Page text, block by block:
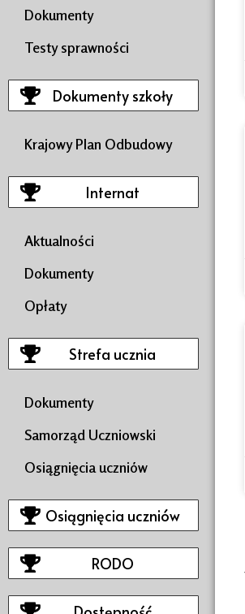
Dokumenty
Testy sprawności
Dokumenty szkoły
Krajowy Plan Odbudowy
Internat
Aktualności
Dokumenty
Opłaty
Strefa ucznia
Dokumenty
Samorząd Uczniowski
Osiągnięcia uczniów
Osiągnięcia uczniów
RODO